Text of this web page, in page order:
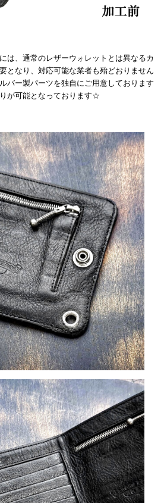
は、通常のレザーウォレットとは異なるカ
となり、対応可能な業者も殆どおりません
バー製パーツを独自にご用意しております
が可能となっております☆